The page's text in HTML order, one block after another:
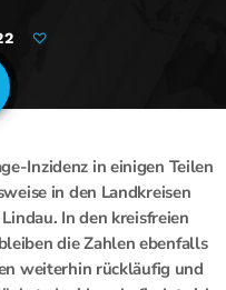
Inzidenz in einigen Teilen
in den Landkreisen
In den kreisfreien
die Zahlen ebenfalls
weiterhin rückläufig und